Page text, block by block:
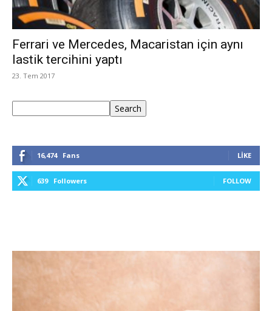
Ferrari ve Mercedes, Macaristan için aynı
lastik tercihini yaptı
23. Tem 2017
Search
16,474 Fans LIKE
639 Followers FOLLOW